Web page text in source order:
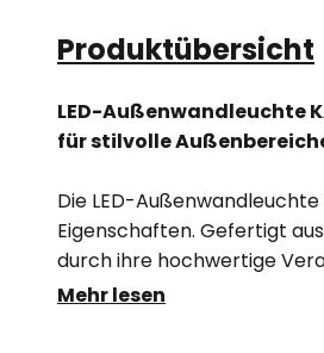
Produktübersicht
LED-Außenwandleuchte
für stilvolle
Die LED-
Eigenschaften. Gefertigt
durch ihre hochwertige
Die Schutzart IP44 macht
Mehr lesen